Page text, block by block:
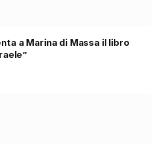
a Marina di Massa il libro